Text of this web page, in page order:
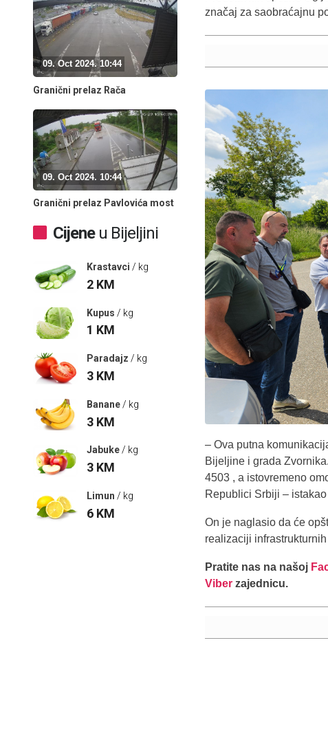
09. Oct 2024. 10:44
Granični prelaz Rača
09. Oct 2024. 10:44
Granični prelaz Pavlovića most
Cijeneu Bijeljini
Krastavci / kg
2 KM
Kupus / kg
1 KM
Paradajz / kg
3 KM
Banane / kg
3 KM
Jabuke/ kg
3 KM
Limun / kg
6 KM
značaj za saobraćajnu
– Ova putna
Bijeljine i grada
4503 , a istovremeno
Republici Srbiji –
On je naglasio da će
realizaciji
Pratite nas na našoj
Viber zajednicu.